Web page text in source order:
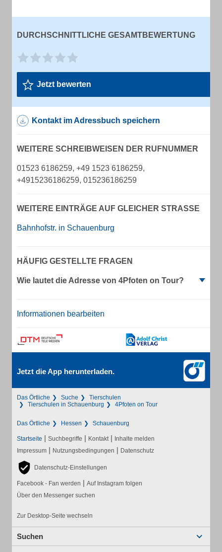
DURCHSCHNITTLICHE GESAMTBEWERTUNG
Jetzt bewerten
Kontakt im Adressbuch speichern
WEITERE SCHREIBWEISEN DER RUFNUMMER
01523 6186259, +49 1523 6186259,
+4915236186259, 015236186259
WEITERE EINTRÄGE AUF GLEICHER STRASSE
Bahnhofstr. in Schauenburg
HÄUFIG GESTELLTE FRAGEN
Wie lautet die Adresse von 4Pfoten on Tour?
Informationen bearbeiten
Jetzt die App herunterladen.
Das Örtliche Suche
Tierschulen
Tierschulen in Schauenburg
4Pfoten on Tour
Das Örtliche Hessen Schauenburg
Startseite | Suchbegriffe | Kontakt | Inhalte melden
Impressum | Nutzungsbedingungen | Datenschutz
Datenschutz-Einstellungen
Facebook - Fan werden | Auf Instagram folgen
Über den Messenger suchen
Zur Desktop-Seite wechseln
Suchen